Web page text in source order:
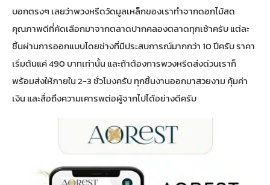
บอกตรงๆ เลยว่าพวงหรีดวัดมูลเหล็กของเราทำจากดอกไม้สด
คุณภาพดีที่คัดเลือกมาจากตลาดปากคลองตลาดทุกเช้าครับ แต่ละ
ชิ้นผ่านการออกแบบโดยช่างที่มีประสบการณ์มากกว่า 10 ปีครับ ราคา
เริ่มต้นแค่ 490 บาทเท่านั้น และถ้าต้องการพวงหรีดส่งด่วนเราก็
พร้อมส่งให้ภายใน 2-3 ชั่วโมงครับ ทุกชิ้นงานออกมาสวยงาม คุ้มค่า
เงิน และสื่อถึงความเคารพต่อผู้จากไปได้อย่างดีครับ